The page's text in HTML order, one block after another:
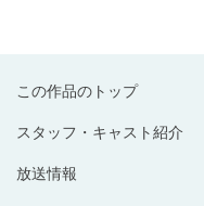
この作品のトップ
スタッフ・キャスト紹介
放送情報